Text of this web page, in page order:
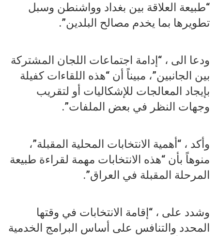
“طبيعة العلاقة بين بغداد وواشنطن وسبل
تطويرها بما يخدم مصالح البلدين”.
ودعا الى ، “إدامة اجتماعات اللجان المشتركة
بين الجانبين”، مبيناً أن “هذه اللقاءات كفيلة
بإيجاد المعالجات للإشكاليات أو لتقريب
وجهات النظر في بعض الملفات”.
وأكد ، “أهمية الانتخابات المحلية المقبلة”،
منوهاً بأن “هذه الانتخابات مهمة لقراءة طبيعة
المرحلة المقبلة في العراق”.
وشدد على ، “إقامة الانتخابات في وقتها
المحدد والتنافس على أساس البرامج الخدمية